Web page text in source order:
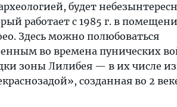
будет
работает с 1985 г. в
Здесь можно полюбоваться
во времена пунических
зоны Лилибея — в их числе
созданная во 2